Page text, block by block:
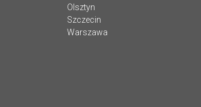
Olsztyn
Szczecin
Warszawa